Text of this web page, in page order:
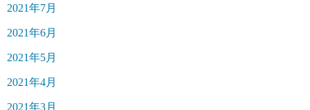
2021年7月
2021年6月
2021年5月
2021年4月
2021年3月